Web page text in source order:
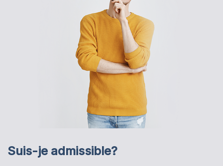
Suis-je admissible?